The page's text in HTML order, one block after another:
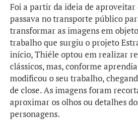
Foi a partir da ideia de aproveitar
passava no transporte público
transformar as imagens em
trabalho que surgiu o projeto
início, Thiéle optou em realizar
clássicos, mas, conforme
modificou o seu trabalho,
de close. As imagens foram
aproximar os olhos ou detalhes
personagens.